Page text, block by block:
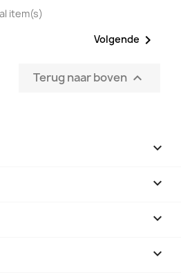
item(s)
Volgende 
Terug naar boven 



keyboard_arrow_down